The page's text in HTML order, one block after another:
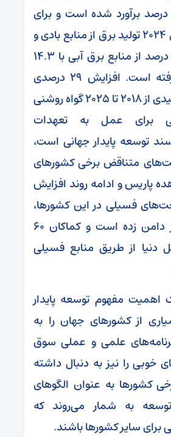
اتحادیه اروپا ۷۱ درصد برآورد شده است و برای
اولین بار در سال ۲۰۲۴ تولید برق از منابع بادی و
خورشیدی با ۱۵ درصد از منابع برق آبی با ۱۴.۳
درصد پیشی گرفته است. افزایش ۲۹ درصدی
تولید برق خورشیدی از ۲۰۱۸ تا ۲۰۲۵ گواه روشنی
برای عمل به تعهدات
توسعه پایدار جهانی است،
متناقض برخی کشور‌های
پاریس و ادامه روند افزایش
فسیلی در این کشورها،
به نگرانی‌ها نیز دامن زده است و کماکان ۶۰
دنیا از طریق منابع فسیلی
اهمیت مفهوم توسعه پایدار
از کشورهای جهان را به
علمی و عملی سوق
خوبی را نیز به دنبال داشته
کشورها به عنوان الگوهای
به شمار می‌روند که
برای سایر کشورها باشند.